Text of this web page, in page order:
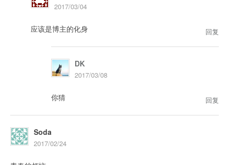
2017/03/04
应该是博主的化身 回复
DK
2017/03/08
你猜 回复
Soda
2017/02/24